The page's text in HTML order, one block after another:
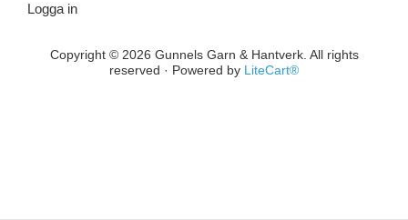
Logga in
Copyright © 2026 Gunnels Garn & Hantverk. All rights
reserved · Powered by LiteCart®